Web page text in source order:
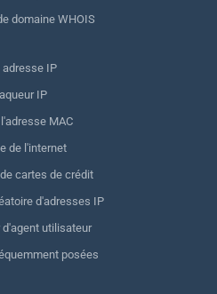
domaine WHOIS
adresse IP
IP
MAC
de l'internet
cartes de crédit
d'adresses IP
d'agent utilisateur
posées